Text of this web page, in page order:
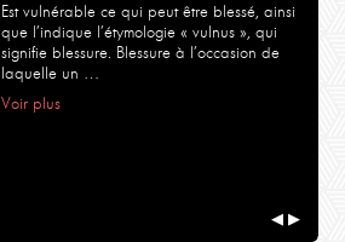
Est vulnérable ce qui peut être blessé, ainsi
que l’indique l’étymologie « vulnus », qui
signifie blessure. Blessure à l’occasion de
laquelle un …
Voir plus
◀ ▶